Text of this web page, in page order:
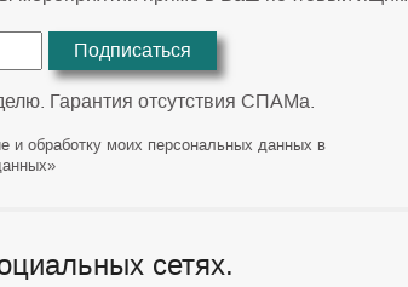
Подписаться
Гарантия отсутствия СПАМа.
и обработку моих персональных данных в
сетях.